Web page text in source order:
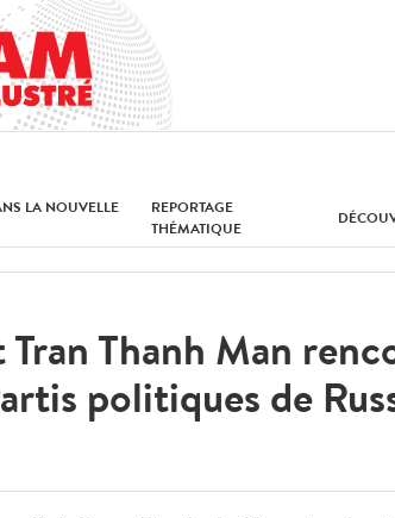
LA NOUVELLE
REPORTAGE
THÉMATIQUE
Thanh Man
politiques de